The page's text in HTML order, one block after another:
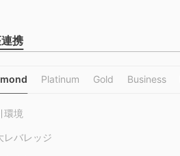
携
Platinum Gold Business
環境
レバレッジ